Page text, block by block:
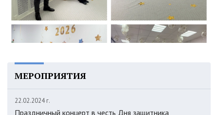
МЕРОПРИЯТИЯ
22.02.2024 г.
Праздничный концерт в честь Дня защитника